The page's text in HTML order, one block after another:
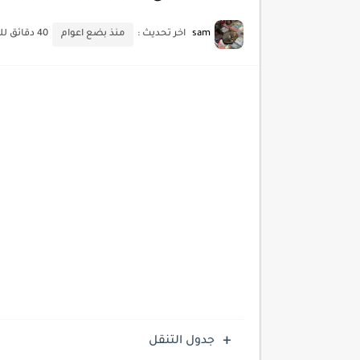
sam اخر تحديث : منذ بضع اعوام 40 دقائق للقراءة
جدول التنقل